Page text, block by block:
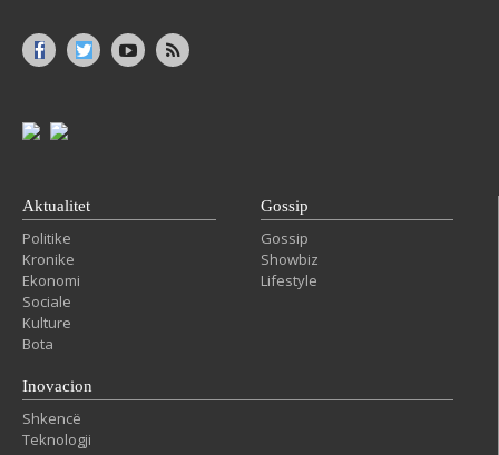
Aktualitet
Politike
Kronike
Ekonomi
Sociale
Kulture
Bota
Gossip
Gossip
Showbiz
Lifestyle
Inovacion
Shkencë
Teknologji